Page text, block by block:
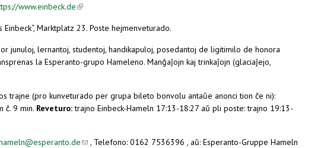
www.einbeck.de(link is external)
Marktplatz 23. Poste hejmenveturado.
junuloj, lernantoj, studentoj, handikapuloj, posedantoj de ligitimilo de honora
la Esperanto-grupo Hameleno. Manĝaĵojn kaj trinkaĵojn (glaciaĵejo,
trajne (pro kunveturado per grupa bileto bonvolu antaŭe anonci tion ĉe ni):
ĉ. 9 min. Reveturo:trajno Einbeck-Hameln 17:13-18:27 aŭ pli poste: trajno 19:13-
(link sends e-mail)
, Telefono: 0162 7536396 , aŭ: Esperanto-Gruppe Hameln